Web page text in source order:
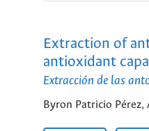
Extraction of
antioxidant
Extracción de las
Byron Patricio